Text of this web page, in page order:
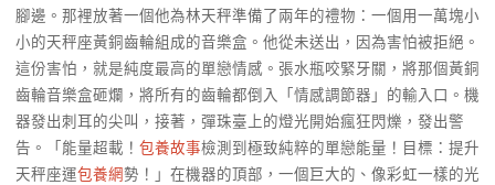
腳邊。那裡放著一個他為林天秤準備了兩年的禮物：一個用一萬塊小
小的天秤座黃銅齒輪組成的音樂盒。他從未送出，因為害怕被拒絕。
這份害怕，就是純度最高的單戀情感。張水瓶咬緊牙關，將那個黃銅
齒輪音樂盒砸爛，將所有的齒輪都倒入「情感調節器」的輸入口。機
器發出刺耳的尖叫，接著，彈珠臺上的燈光開始瘋狂閃爍，發出警
告。「能量超載！ 包養故事檢測到極致純粹的單戀能量！目標：提升
天秤座運包養網勢！」在機器的頂部，一個巨大的、像彩虹一樣的光